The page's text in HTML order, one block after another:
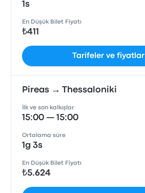
1s
En Düşük Bilet Fiyatı
₺411
Tarifeler ve fiyatlar
Pireas → Thessaloniki
İlk ve son kalkışlar
15:00 — 15:00
Ortalama süre
1g 3s
En Düşük Bilet Fiyatı
₺5.624